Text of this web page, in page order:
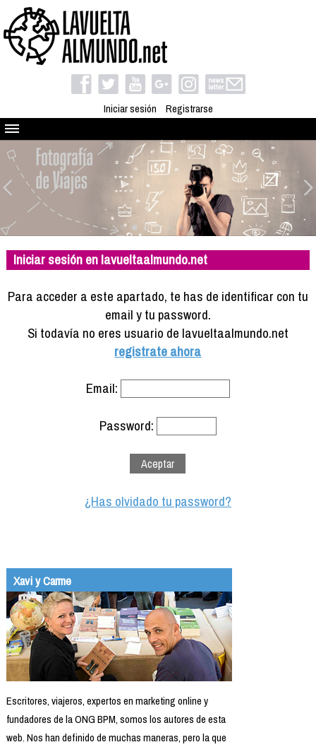
Iniciar sesión Registrarse
Quienes somos
El proyecto
Blog
Viaja con nosotros
Camino solidario
Libros
Compañeros de viaje
Info viajeros
Iniciar sesión en lavueltaalmundo.net
Para acceder a este apartado, te has de identificar con tu
email y tu password.
Si todavía no eres usuario de lavueltaalmundo.net
registrate ahora
Email:
Password:
¿Has olvidado tu password?
Xavi y Carme
Escritores, viajeros, expertos en marketing online y
fundadores de la ONG BPM, somos los autores de esta
web. Nos han definido de muchas maneras, pero la que